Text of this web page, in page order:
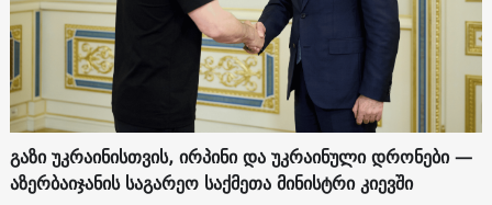
გაზი უკრაინისთვის, ირპინი და უკრაინული დრონები —
აზერბაიჯანის საგარეო საქმეთა მინისტრი კიევში